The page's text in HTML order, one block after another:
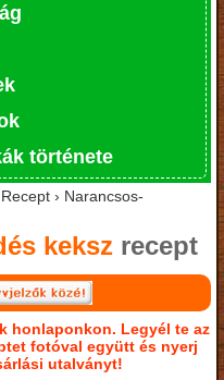
története
› Narancsos-
keksz recept
honlaponkon. Legyél te az
fotóval együtt és nyerj
utalványt!